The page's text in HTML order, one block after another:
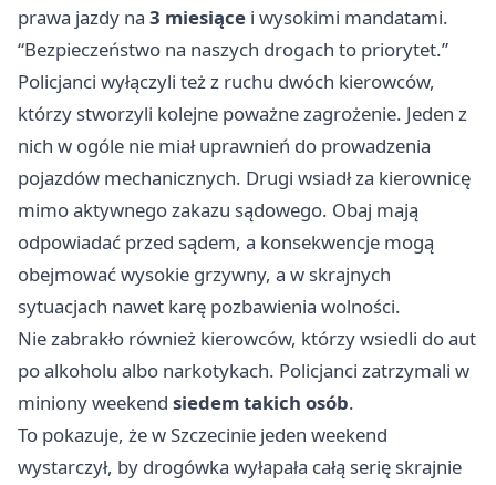
prawa jazdy na 3 miesiące i wysokimi mandatami.
“Bezpieczeństwo na naszych drogach to priorytet.”
Policjanci wyłączyli też z ruchu dwóch kierowców,
którzy stworzyli kolejne poważne zagrożenie. Jeden z
nich w ogóle nie miał uprawnień do prowadzenia
pojazdów mechanicznych. Drugi wsiadł za kierownicę
mimo aktywnego zakazu sądowego. Obaj mają
odpowiadać przed sądem, a konsekwencje mogą
obejmować wysokie grzywny, a w skrajnych
sytuacjach nawet karę pozbawienia wolności.
Nie zabrakło również kierowców, którzy wsiedli do aut
po alkoholu albo narkotykach. Policjanci zatrzymali w
miniony weekend siedem takich osób.
To pokazuje, że w Szczecinie jeden weekend
wystarczył, by drogówka wyłapała całą serię skrajnie